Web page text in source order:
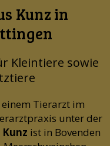
Kunz in
Kleintiere sowie
einem Tierarzt im
unter der
ist in Bovenden